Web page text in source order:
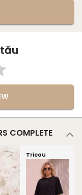
COMPLETE
Tricou